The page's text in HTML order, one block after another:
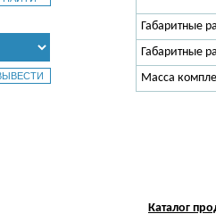
Габаритные
Габаритные
Масса
Каталог